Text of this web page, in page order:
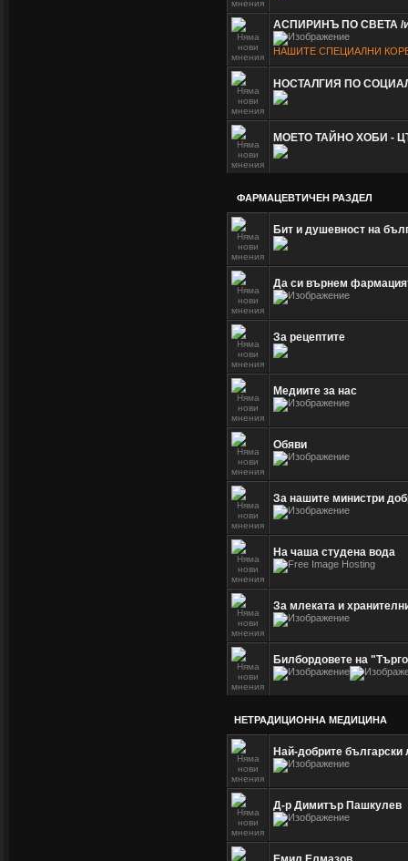
АСПИРИНЪ ПО СВЕТА /и
НАШИТЕ СПЕЦИАЛНИ
НОСТАЛГИЯ ПО
МОЕТО ТАЙНО ХОБИ -
ФАРМАЦЕВТИЧЕН РАЗДЕЛ
Бит и душевност на
Да си върнем
За рецептите
Медиите за нас
Обяви
За нашите министри
На чаша студена вода
За млеката и
Билбордовете на
НЕТРАДИЦИОННА МЕДИЦИНА
Най-добрите български
Д-р Димитър Пашкулев